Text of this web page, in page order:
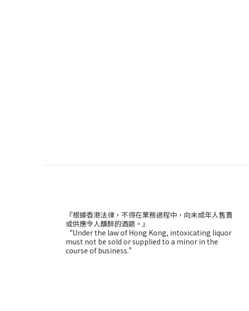
『根據香港法律，不得在業務過程中，向未成年人售賣
或供應令人醺醉的酒類。』
“Under the law of Hong Kong, intoxicating liquor
must not be sold or supplied to a minor in the
course of business.”